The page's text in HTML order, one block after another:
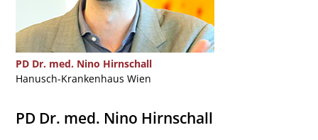
PD Dr. med. Nino Hirnschall
Hanusch-Krankenhaus Wien
PD Dr. med. Nino Hirnschall